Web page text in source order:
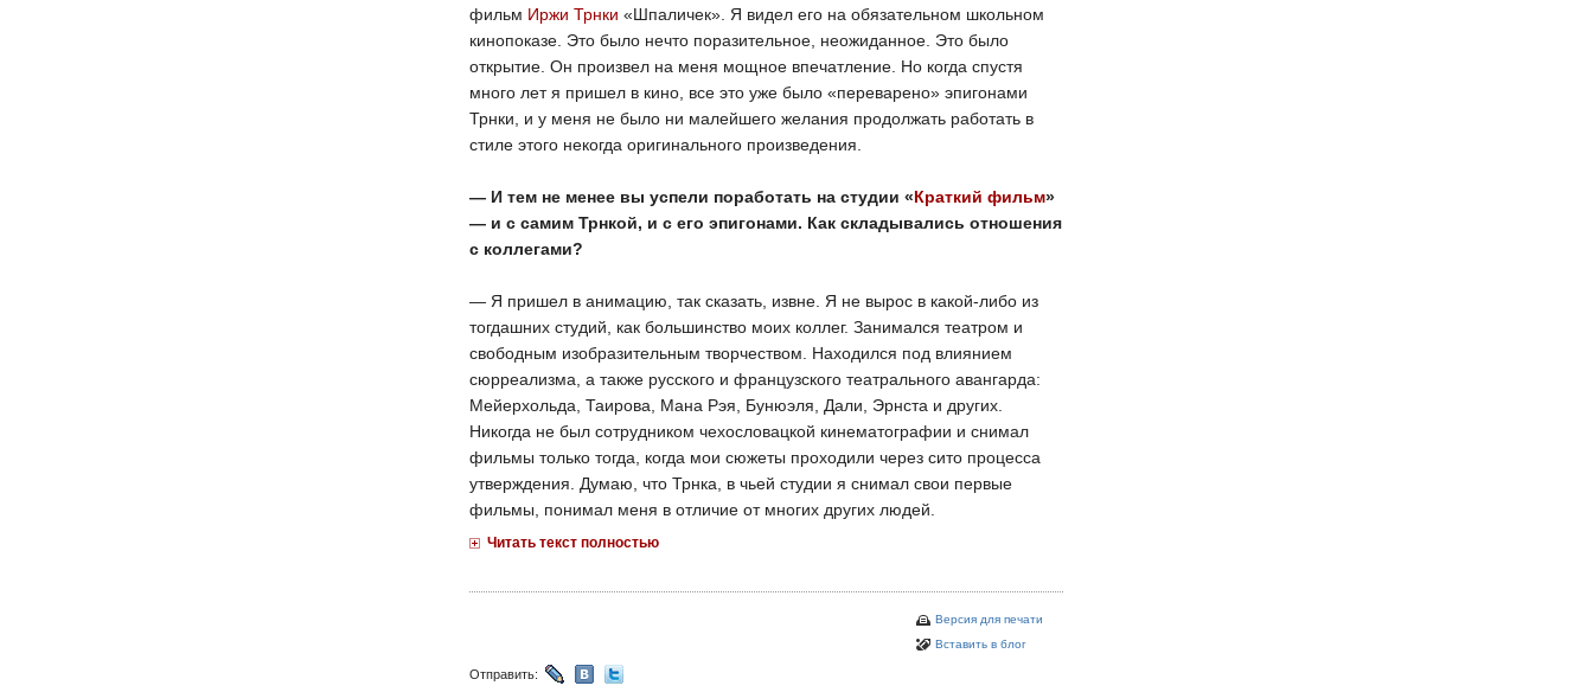
фильм Иржи Трнки «Шпаличек». Я видел его на обязательном школьном
кинопоказе. Это было нечто поразительное, неожиданное. Это было
открытие. Он произвел на меня мощное впечатление. Но когда спустя
много лет я пришел в кино, все это уже было «переварено» эпигонами
Трнки, и у меня не было ни малейшего желания продолжать работать в
стиле этого некогда оригинального произведения.
— И тем не менее вы успели поработать на студии «Краткий фильм»
— и с самим Трнкой, и с его эпигонами. Как складывались отношения
с коллегами?
— Я пришел в анимацию, так сказать, извне. Я не вырос в какой-либо из
тогдашних студий, как большинство моих коллег. Занимался театром и
свободным изобразительным творчеством. Находился под влиянием
сюрреализма, а также русского и французского театрального авангарда:
Мейерхольда, Таирова, Мана Рэя, Бунюэля, Дали, Эрнста и других.
Никогда не был сотрудником чехословацкой кинематографии и снимал
фильмы только тогда, когда мои сюжеты проходили через сито процесса
утверждения. Думаю, что Трнка, в чьей студии я снимал свои первые
фильмы, понимал меня в отличие от многих других людей.
Читать текст полностью
Отправить:
Версия для печати
Вставить в блог